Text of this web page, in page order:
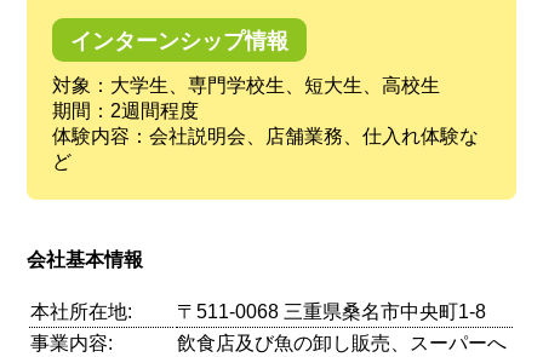
インターンシップ情報
対象：大学生、専門学校生、短大生、高校生
期間：2週間程度
体験内容：会社説明会、店舗業務、仕入れ体験な
ど
会社基本情報
本社所在地:
〒511-0068 三重県桑名市中央町1-8
事業内容:
飲食店及び魚の卸し販売、スーパーへ